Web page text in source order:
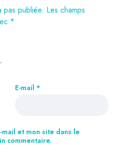
pas publiée. Les champs
*
E-mail *
et mon site dans le
commentaire.